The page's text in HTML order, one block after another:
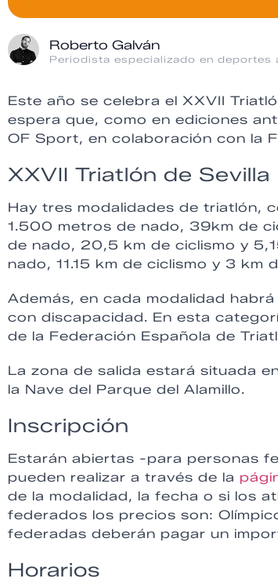
Roberto Galván
Periodista especializado en deportes
Este año se celebra el XXVII
espera que, como en ediciones
OF Sport, en colaboración con la
XXVII Triatlón de Sevilla
Hay tres modalidades de triatlón,
1.500 metros de nado, 39km de
de nado, 20,5 km de ciclismo y
nado, 11.15 km de ciclismo y 3 km
Además, en cada modalidad
con discapacidad. En esta
de la Federación Española de
La zona de salida estará situada
la Nave del Parque del Alamillo.
Inscripción
Estarán abiertas -para personas
pueden realizar a través de la
de la modalidad, la fecha o si los
federados los precios son:
federadas deberán pagar un
Horarios